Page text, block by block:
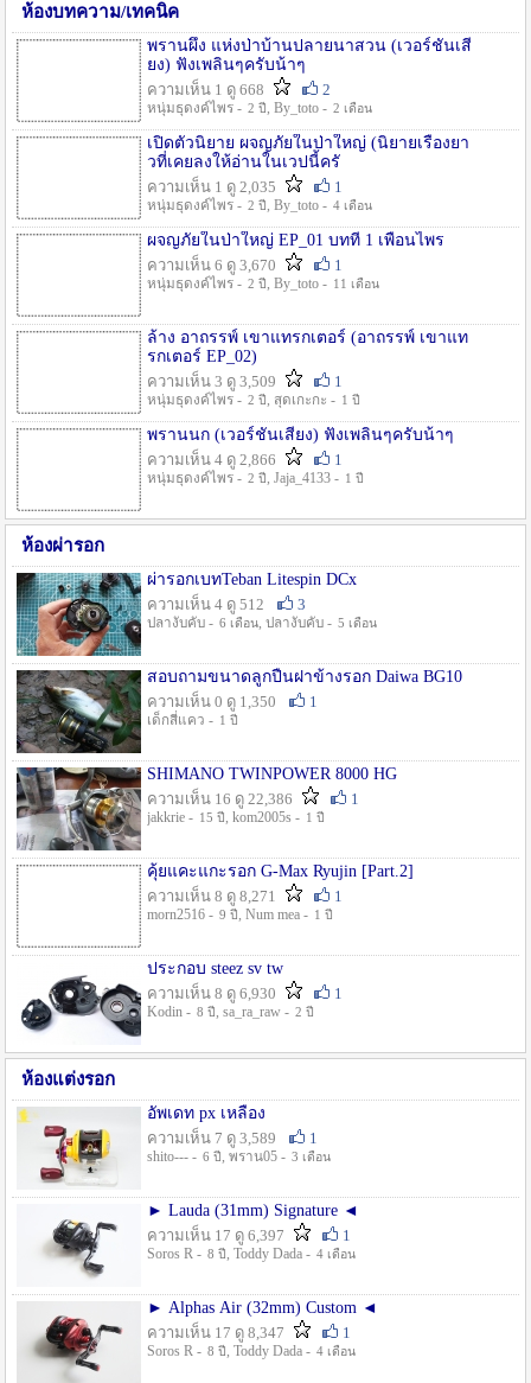
ห้องบทความ/เทคนิค
พรานผึ้ง แห่งป่าบ้านปลายนาสวน (เวอร์ชั่นเสี
ยง) ฟังเพลินๆครับน้าๆ
ความเห็น 1 ดู 668
2
หนุ่มธุดงค์ไพร - 2 ปี , By_toto - 2 เดือน
เปิดตัวนิยาย ผจญภัยในป่าใหญ่ (นิยายเรื่องยา
วที่เคยลงให้อ่านในเวปนี้ครั
ความเห็น 1 ดู 2,035
1
หนุ่มธุดงค์ไพร - 2 ปี , By_toto - 4 เดือน
ผจญภัยในป่าใหญ่ EP_01 บทที่ 1 เพื่อนไพร
ความเห็น 6 ดู 3,670
1
หนุ่มธุดงค์ไพร - 2 ปี , By_toto - 11 เดือน
ล้าง อาถรรพ์ เขาแทรกเตอร์ (อาถรรพ์ เขาแท
รกเตอร์ EP_02)
ความเห็น 3 ดู 3,509
1
หนุ่มธุดงค์ไพร - 2 ปี , สุดเกะกะ - 1 ปี
พรานนก (เวอร์ชั่นเสียง) ฟังเพลินๆครับน้าๆ
ความเห็น 4 ดู 2,866
1
หนุ่มธุดงค์ไพร - 2 ปี , Jaja_4133 - 1 ปี
ห้องผ่ารอก
ผ่ารอกเบทTeban Litespin DCx
ความเห็น 4 ดู 512
3
ปลางับคับ - 6 เดือน, ปลางับคับ - 5 เดือน
สอบถามขนาดลูกปืนฝาข้างรอก Daiwa BG10
ความเห็น 0 ดู 1,350
1
เด็กสี่แคว - 1 ปี
SHIMANO TWINPOWER 8000 HG
ความเห็น 16 ดู 22,386
1
jakkrie - 15 ปี , kom2005s - 1 ปี
คุ้ยแคะแกะรอก G-Max Ryujin [Part.2]
ความเห็น 8 ดู 8,271
1
morn2516 - 9 ปี , Num mea - 1 ปี
ประกอบ steez sv tw
ความเห็น 8 ดู 6,930
1
Kodin - 8 ปี , sa_ra_raw - 2 ปี
ห้องแต่งรอก
อัพเดท px เหลือง
ความเห็น 7 ดู 3,589
1
shito--- - 6 ปี , พราน05 - 3 เดือน
► Lauda (31mm) Signature ◄
ความเห็น 17 ดู 6,397
1
Soros R - 8 ปี , Toddy Dada - 4 เดือน
► Alphas Air (32mm) Custom ◄
ความเห็น 17 ดู 8,347
1
Soros R - 8 ปี , Toddy Dada - 4 เดือน